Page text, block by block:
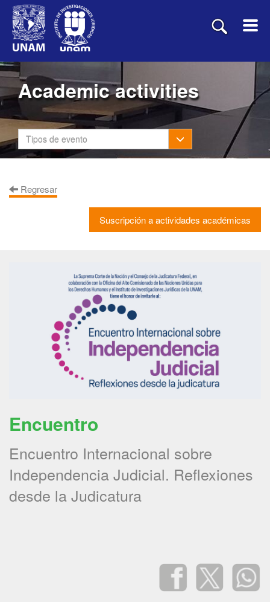
Academic activities
Tipos de evento Toggle Dropdown
Regresar
Suscripción a actividades académicas
Encuentro
Encuentro Internacional sobre
Independencia Judicial. Reflexiones
desde la Judicatura